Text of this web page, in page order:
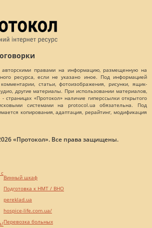
авторскими правами на информацию, размещенную на
ресурса, если не указано иное. Под информацией
статьи, фотоизображения, рисунки, ящик-
другие материалы. При использовании материалов,
«Протокол» наличие гиперссылки открытого
системами на protocol.ua обязательна. Под
копирования, адаптация, рерайтинг, модификация
«Протокол». Все права защищены.
Винный шкаф
Подготовка к НМТ / ВНО
pereklad.ua
hospice-life.com.ua/
Перевозка больных